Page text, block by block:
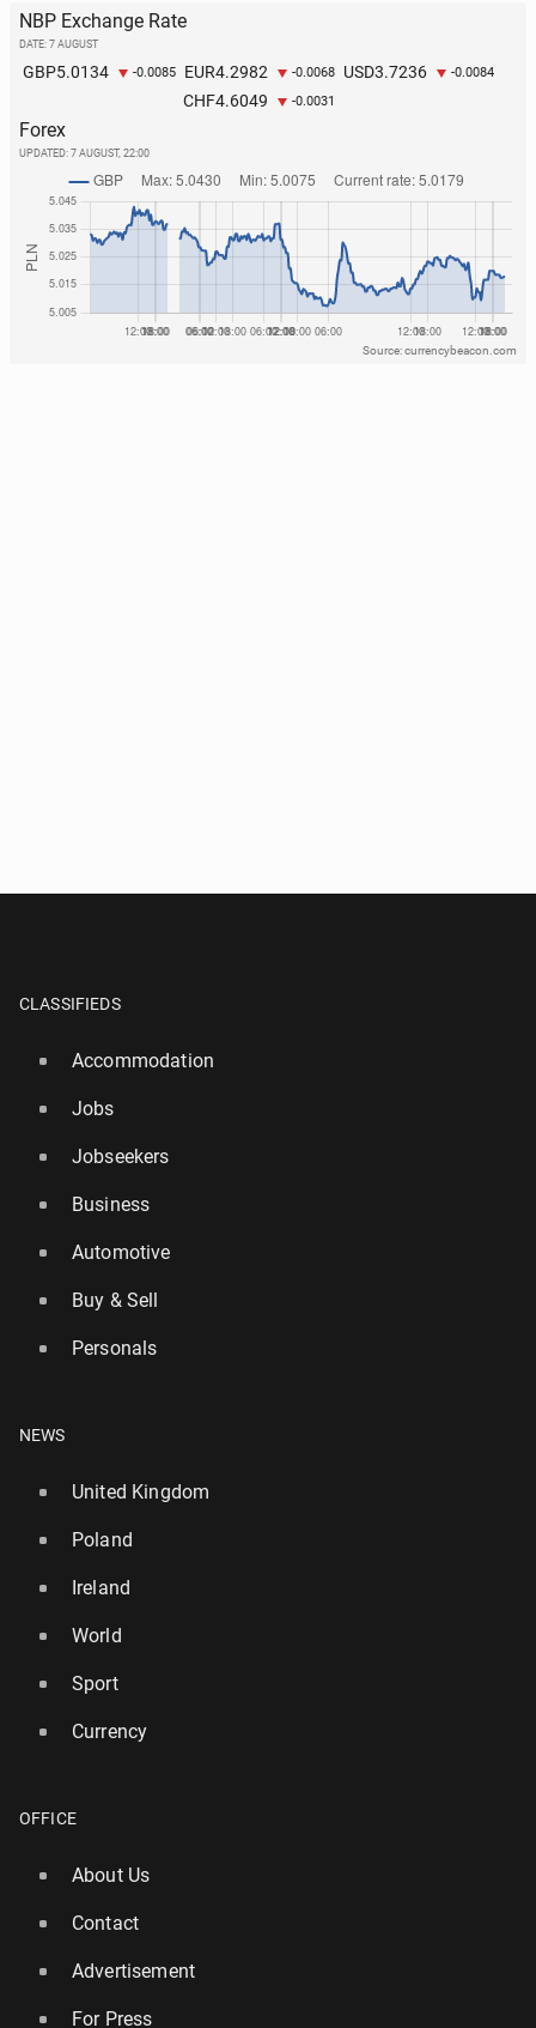
NBP Exchange Rate
DATE: 7 AUGUST
GBP5.0134 -0.0085 EUR4.2982 -0.0068 USD3.7236 -0.0084
CHF4.6049 -0.0031
Forex
UPDATED: 7 AUGUST, 22:00
Source: currencybeacon.com
CLASSIFIEDS
Accommodation
Jobs
Jobseekers
Business
Automotive
Buy & Sell
Personals
NEWS
United Kingdom
Poland
Ireland
World
Sport
Currency
OFFICE
About Us
Contact
Advertisement
For Press